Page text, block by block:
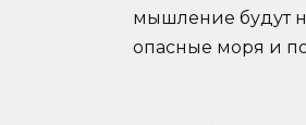
мышление будут
опасные моря и